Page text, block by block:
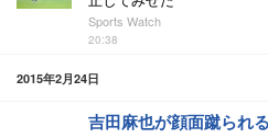
Sports Watch
20:38
2015年2月24日
吉田麻也が顔面蹴られ